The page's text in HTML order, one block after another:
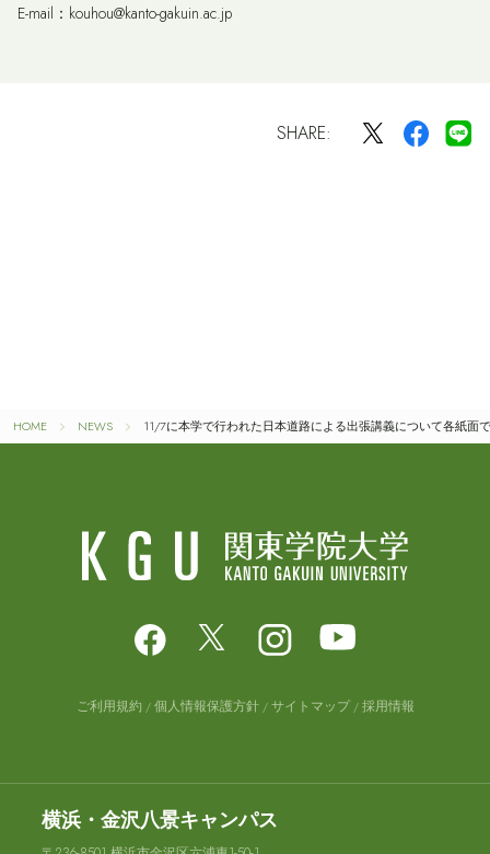
HOME NEWS 11/7に本学で行われた日本道路による出張講義について各紙面
E-mail：kouhou@kanto-gakuin.ac.jp
SHARE:
ご利用規約 個人情報保護方針 サイトマップ 採用情報
横浜・金沢八景キャンパス